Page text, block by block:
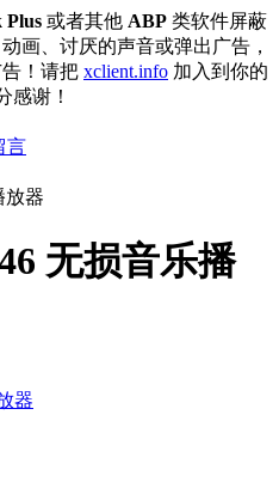
Plus 或者其他 ABP 类软件屏蔽
画、讨厌的声音或弹出广告，
！请把 xclient.info 加入到你的
感谢！
言
无损音乐播
器